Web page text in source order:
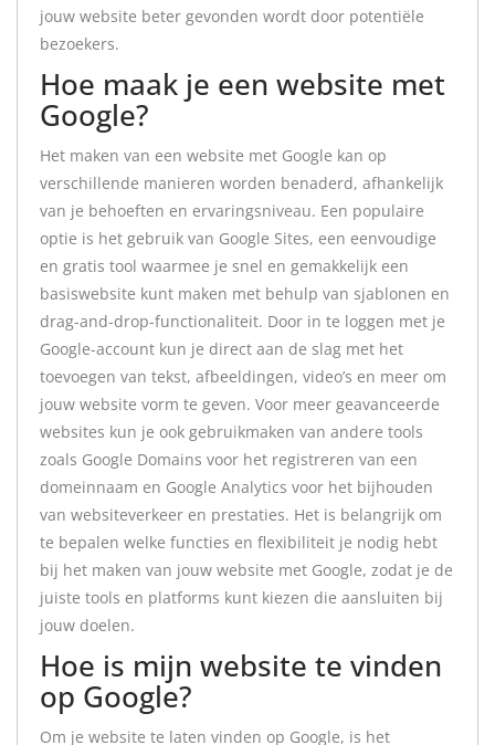
jouw website beter gevonden wordt door potentiële
bezoekers.
Hoe maak je een website met
Google?
Het maken van een website met Google kan op
verschillende manieren worden benaderd, afhankelijk
van je behoeften en ervaringsniveau. Een populaire
optie is het gebruik van Google Sites, een eenvoudige
en gratis tool waarmee je snel en gemakkelijk een
basiswebsite kunt maken met behulp van sjablonen en
drag-and-drop-functionaliteit. Door in te loggen met je
Google-account kun je direct aan de slag met het
toevoegen van tekst, afbeeldingen, video’s en meer om
jouw website vorm te geven. Voor meer geavanceerde
websites kun je ook gebruikmaken van andere tools
zoals Google Domains voor het registreren van een
domeinnaam en Google Analytics voor het bijhouden
van websiteverkeer en prestaties. Het is belangrijk om
te bepalen welke functies en flexibiliteit je nodig hebt
bij het maken van jouw website met Google, zodat je de
juiste tools en platforms kunt kiezen die aansluiten bij
jouw doelen.
Hoe is mijn website te vinden
op Google?
Om je website te laten vinden op Google, is het